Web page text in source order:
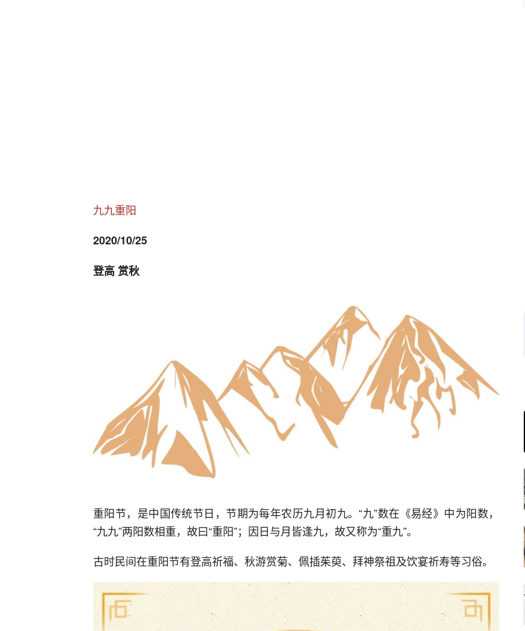
九九重阳
2020/10/25
登高 赏秋
重阳节，是中国传统节日，节期为每年农历九月初九。“九”数在《易经》中为阳数，
“九九”两阳数相重，故曰“重阳”；因日与月皆逢九，故又称为“重九”。
古时民间在重阳节有登高祈福、秋游赏菊、佩插茱萸、拜神祭祖及饮宴祈寿等习俗。